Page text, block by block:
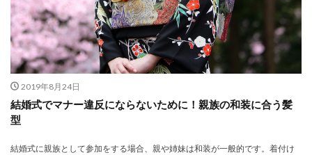
2019年8月24日
結婚式でマナー違反にならないために！親族の和装に合う髪
型
結婚式に親族として参加をする場合、親や姉妹は和装が一般的です。着付け